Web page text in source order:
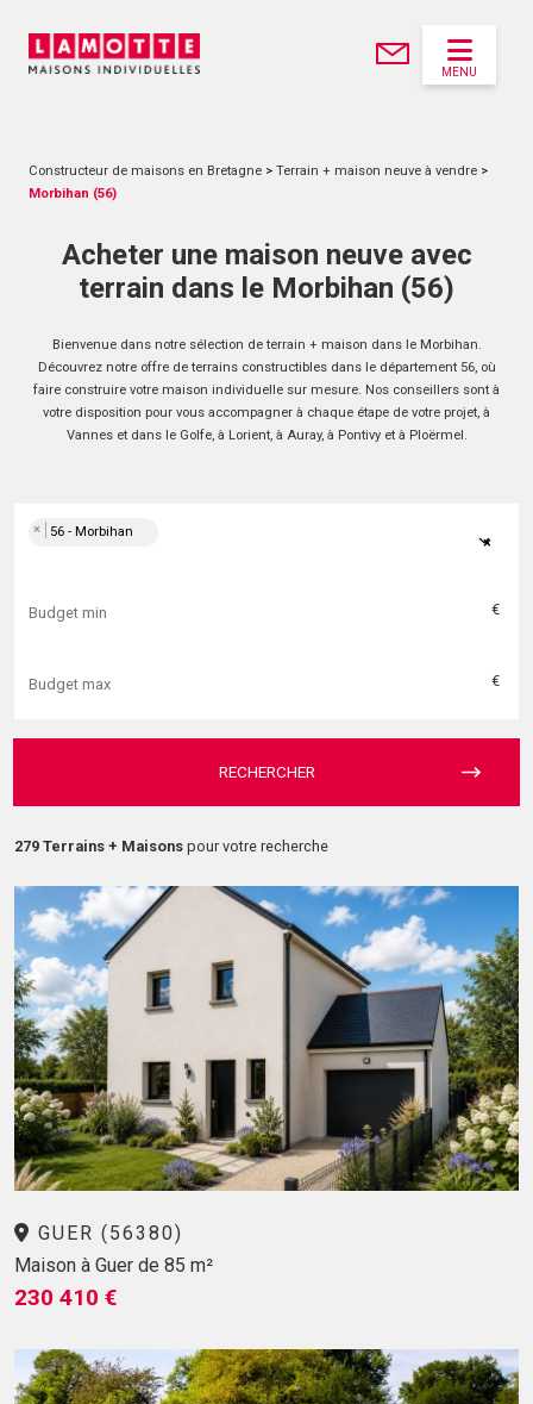
MENU
Constructeur de maisons en Bretagne > Terrain + maison neuve à vendre >
Morbihan (56)
Acheter une maison neuve avec
terrain dans le Morbihan (56)
Bienvenue dans notre sélection de terrain + maison dans le Morbihan.
Découvrez notre offre de terrains constructibles dans le département 56, où
faire construire votre maison individuelle sur mesure. Nos conseillers sont à
votre disposition pour vous accompagner à chaque étape de votre projet, à
Vannes et dans le Golfe, à Lorient, à Auray, à Pontivy et à Ploërmel.
×
× 56 - Morbihan
€
€
RECHERCHER
279 Terrains + Maisons pour votre recherche
GUER (56380)
Maison à Guer de 85 m²
230 410 €